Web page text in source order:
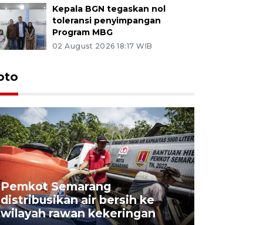
Kepala BGN tegaskan nol
toleransi penyimpangan
Program MBG
02 August 2026 18:17 WIB
Pemkot Semarang
distribusikan air bersih ke
wilayah rawan kekeringan